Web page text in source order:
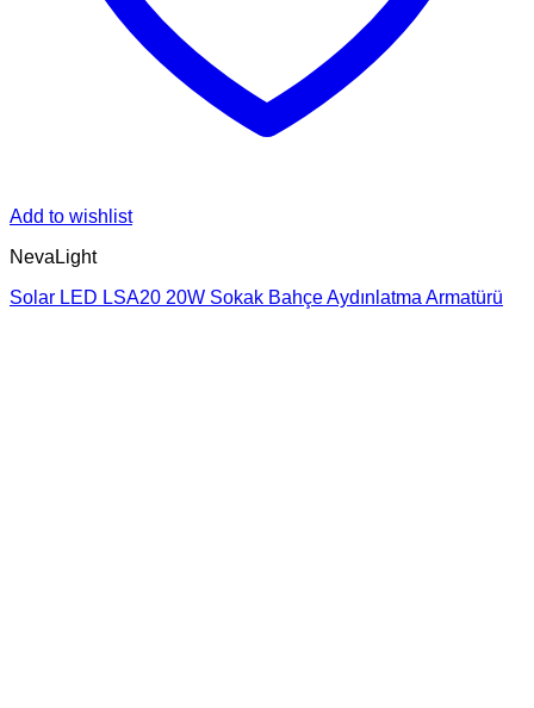
Add to wishlist
NevaLight
Solar LED LSA20 20W Sokak Bahçe Aydınlatma Armatürü